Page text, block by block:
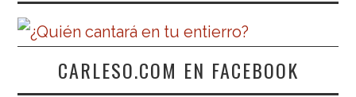
CARLESO.COM EN FACEBOOK